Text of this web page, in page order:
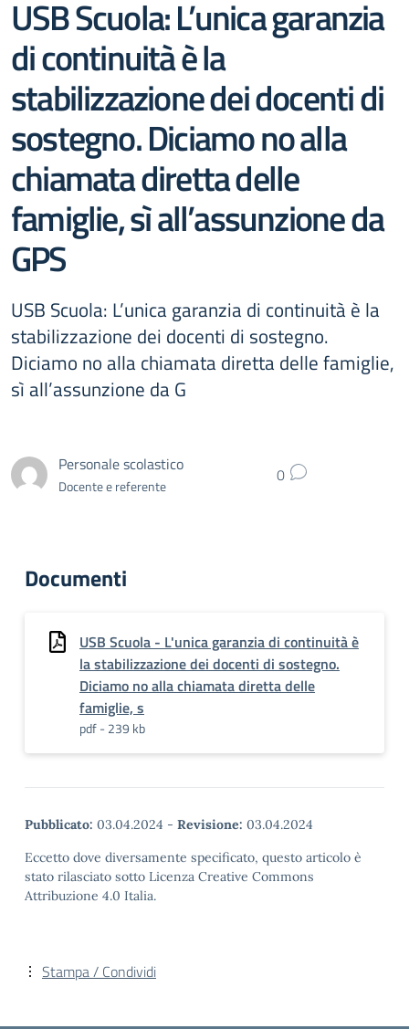
USB Scuola: L’unica garanzia
di continuità è la
stabilizzazione dei docenti di
sostegno. Diciamo no alla
chiamata diretta delle
famiglie, sì all’assunzione da
GPS
USB Scuola: L’unica garanzia di continuità è la
stabilizzazione dei docenti di sostegno.
Diciamo no alla chiamata diretta delle famiglie,
sì all’assunzione da G
Personale scolastico
Docente e referente 0
Documenti
USB Scuola - L'unica garanzia di continuità è
la stabilizzazione dei docenti di sostegno.
Diciamo no alla chiamata diretta delle
famiglie, s
pdf - 239 kb
Pubblicato: 03.04.2024 - Revisione: 03.04.2024
Eccetto dove diversamente specificato, questo articolo è
stato rilasciato sotto Licenza Creative Commons
Attribuzione 4.0 Italia.
Stampa / Condividi